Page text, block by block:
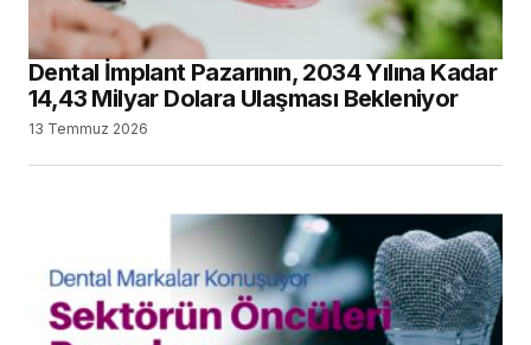
Dental İmplant Pazarının, 2034 Yılına Kadar
14,43 Milyar Dolara Ulaşması Bekleniyor
13 Temmuz 2026